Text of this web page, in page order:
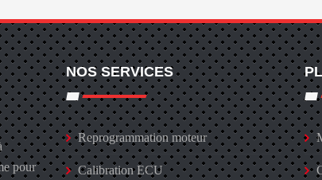
pour
NOS SERVICES
Reprogrammation moteur
Calibration ECU